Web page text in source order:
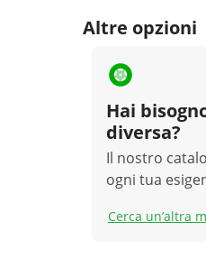
Altre opzioni
Hai
diversa?
Il nostro
ogni tua
Cerca un’altra